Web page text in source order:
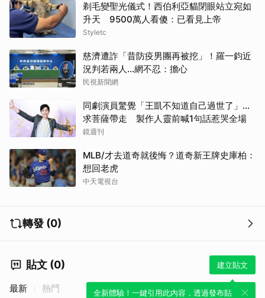
剃毛變聖光儀式！西伯利亞貓閉眼站立宛如
升天 9500萬人看傻：已看見上帝
Styletc
慈濟遭詐「昔防疫男團再被挖」！羅一鈞近
況判若兩人…網不忍：擔心
民視新聞網
同劇演員驚覺「王凱不知道自己過世了」...
求菩薩帶走 製作人靈前喊1句話惹哭全場
鏡週刊
MLB/才去道奇就後悔？道奇新王牌史庫柏：
想回老虎
中天電視台
轉發 (0)
貼文 (0) 建立貼文
全新體驗！一鍵引用此內容，透過發布貼
最新 熱門